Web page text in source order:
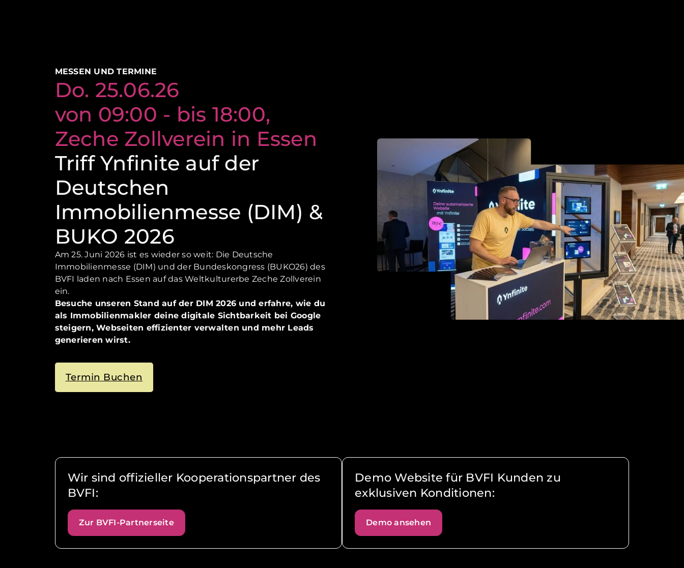
MESSEN UND TERMINE
Do. 25.06.26
von 09:00 - bis 18:00,
Zeche Zollverein in Essen
Triff Ynfinite auf der
Deutschen
Immobilienmesse (DIM) &
BUKO 2026
Am 25. Juni 2026 ist es wieder so weit: Die Deutsche
Immobilienmesse (DIM) und der Bundeskongress (BUKO26) des
BVFI laden nach Essen auf das Weltkulturerbe Zeche Zollverein
ein.
Besuche unseren Stand auf der DIM 2026 und erfahre, wie du
als Immobilienmakler deine digitale Sichtbarkeit bei Google
steigern, Webseiten effizienter verwalten und mehr Leads
generieren wirst.
Termin Buchen
Wir sind offizieller Kooperationspartner des
BVFI:
Zur BVFI-Partnerseite
Demo Website für BVFI Kunden zu
exklusiven Konditionen:
Demo ansehen